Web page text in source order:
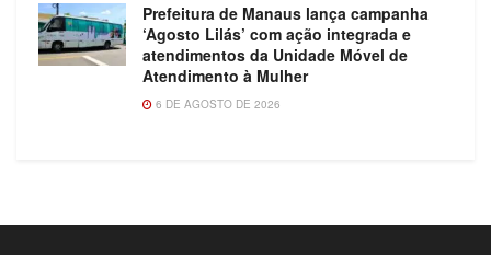
Prefeitura de Manaus lança campanha
‘Agosto Lilás’ com ação integrada e
atendimentos da Unidade Móvel de
Atendimento à Mulher
6 DE AGOSTO DE 2026